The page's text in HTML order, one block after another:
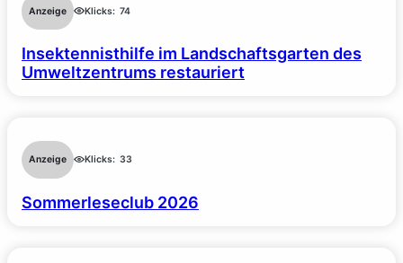
Anzeige Klicks: 74
Insektennisthilfe im Landschaftsgarten des
Umweltzentrums restauriert
Anzeige Klicks: 33
Sommerleseclub 2026